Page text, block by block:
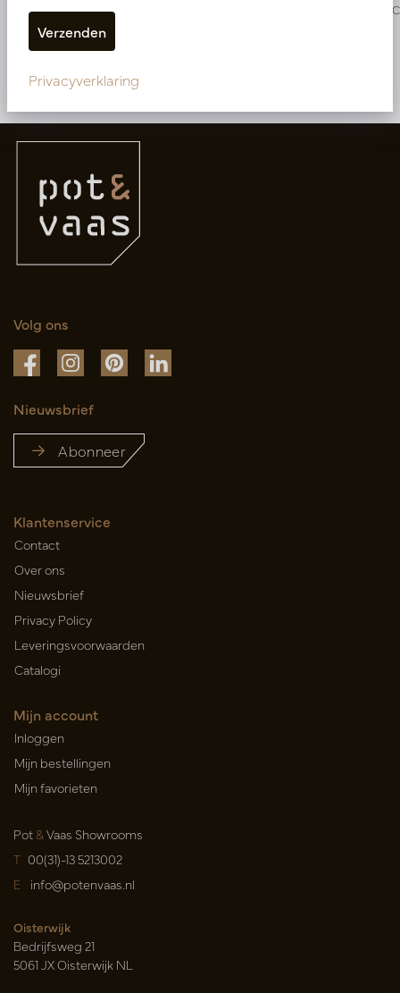
PV84.1904EC PV84.1902EC
Meer van Potten
Volg ons
Nieuwsbrief
Abonneer
Klantenservice
Contact
Over ons
Nieuwsbrief
Privacy Policy
Leveringsvoorwaarden
Catalogi
Mijn account
Inloggen
Mijn bestellingen
Mijn favorieten
Pot&Vaas Showrooms
T 00(31)-13 5213002
E info@potenvaas.nl
Oisterwijk
Bedrijfsweg 21
5061 JX Oisterwijk NL
Privacyverklaring